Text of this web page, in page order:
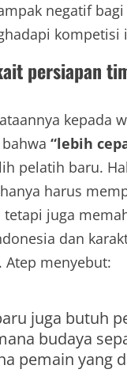
negatif bagi
kompetisi
persiapan
kepada
“lebih
pelatih baru.
harus
tetapi juga
dan
menyebut:
juga butuh
budaya
pemain yang